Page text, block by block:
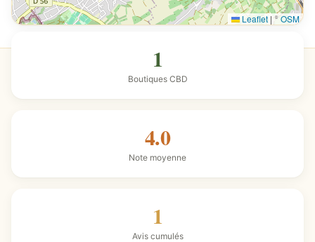
Leaflet | ©OSM
1
Boutiques CBD
4.0
Note moyenne
1
Avis cumulés